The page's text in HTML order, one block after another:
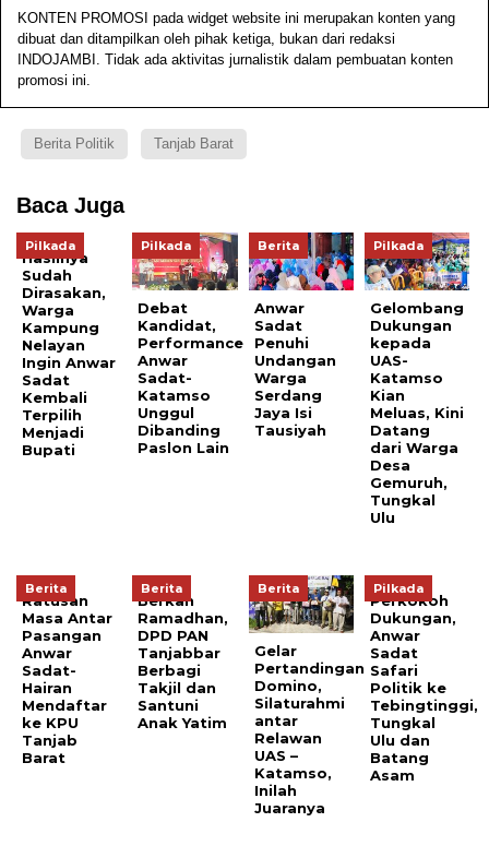
KONTEN PROMOSI pada widget website ini merupakan konten yang
dibuat dan ditampilkan oleh pihak ketiga, bukan dari redaksi
INDOJAMBI. Tidak ada aktivitas jurnalistik dalam pembuatan konten
promosi ini.
Berita Politik Tanjab Barat
Baca Juga
Pilkada
Hasilnya
Sudah
Dirasakan,
Warga
Kampung
Nelayan
Ingin Anwar
Sadat
Kembali
Terpilih
Menjadi
Bupati
Pilkada
Debat
Kandidat,
Performance
Anwar
Sadat-
Katamso
Unggul
Dibanding
Paslon Lain
Berita
Anwar
Sadat
Penuhi
Undangan
Warga
Serdang
Jaya Isi
Tausiyah
Pilkada
Gelombang
Dukungan
kepada
UAS-
Katamso
Kian
Meluas, Kini
Datang
dari Warga
Desa
Gemuruh,
Tungkal
Ulu
Berita
Ratusan
Masa Antar
Pasangan
Anwar
Sadat-
Hairan
Mendaftar
ke KPU
Tanjab
Barat
Berita
Berkah
Ramadhan,
DPD PAN
Tanjabbar
Berbagi
Takjil dan
Santuni
Anak Yatim
Berita
Gelar
Pertandingan
Domino,
Silaturahmi
antar
Relawan
UAS –
Katamso,
Inilah
Juaranya
Pilkada
Perkokoh
Dukungan,
Anwar
Sadat
Safari
Politik ke
Tebingtinggi,
Tungkal
Ulu dan
Batang
Asam